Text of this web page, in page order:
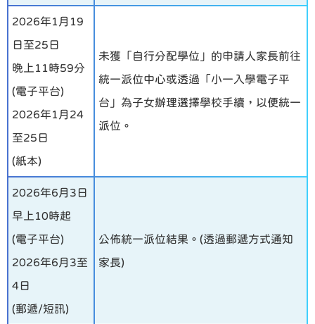
2026年1月19
日至25日
晚上11時59分
(電子平台)
2026年1月24
至25日
(紙本)
未獲「自行分配學位」的申請人家長前往
統一派位中心或透過「小一入學電子平
台」為子女辦理選擇學校手續，以便統一
派位。
2026年6月3日
早上10時起
(電子平台)
2026年6月3至
4日
(郵遞/短訊)
公佈統一派位結果。(透過郵遞方式通知
家長)